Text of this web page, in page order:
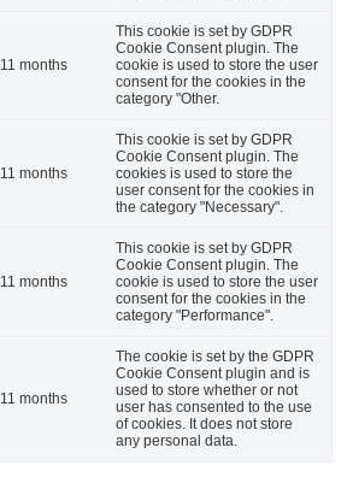
11 months
This cookie is set by GDPR
Cookie Consent plugin. The
cookie is used to store the user
consent for the cookies in the
category "Other.
11 months
This cookie is set by GDPR
Cookie Consent plugin. The
cookies is used to store the
user consent for the cookies in
the category "Necessary".
11 months
This cookie is set by GDPR
Cookie Consent plugin. The
cookie is used to store the user
consent for the cookies in the
category "Performance".
11 months
The cookie is set by the GDPR
Cookie Consent plugin and is
used to store whether or not
user has consented to the use
of cookies. It does not store
any personal data.